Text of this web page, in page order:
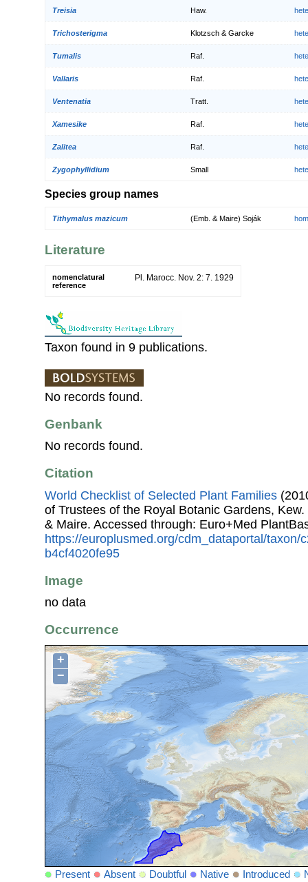
Treisia Haw.
Trichosterigma Klotzsch & Garcke
Tumalis Raf.
Vallaris Raf.
Ventenatia Tratt.
Xamesike Raf.
Zalitea Raf.
Zygophyllidium Small
Species group names
Tithymalus mazicum (Emb. & Maire) Soják
Literature
nomenclatural
reference
Pl. Marocc. Nov. 2: 7. 1929
Taxon found in 9 publications.
No records found.
Genbank
No records found.
Citation
World Checklist of Selected Plant Families
of Trustees of the Royal Botanic Gardens, Kew.
& Maire. Accessed through: Euro+Med
https://europlusmed.org/cdm_dataportal/taxon/
b4cf4020fe95
Image
no data
Occurrence
+
−
Present Absent Doubtful Native Introduced